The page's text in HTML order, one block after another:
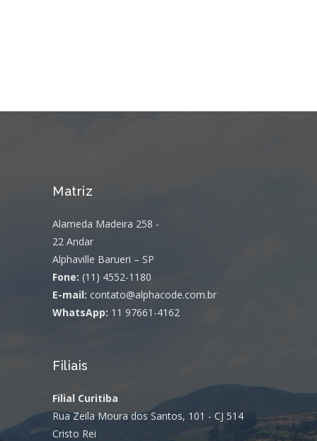
Matriz
Alameda Madeira 258 -
22 Andar
Alphaville Barueri – SP
Fone: (11) 4552-1180
E-mail: contato@alphacode.com.br
WhatsApp: 11 97661-4162
Filiais
Filial Curitiba
Rua Zeila Moura dos Santos, 101 - CJ 514
Cristo Rei